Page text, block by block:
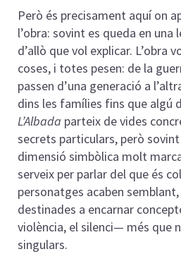
Però és precisament aquí on
l’obra: sovint es queda en
d’allò que vol explicar. L’obra
coses, i totes pesen: de la
passen d’una generació a
dins les famílies fins que algú
L’Albada parteix de vides
secrets particulars, però
dimensió simbòlica molt
serveix per parlar del que és
personatges acaben
destinades a encarnar
violència, el silenci— més que
singulars.